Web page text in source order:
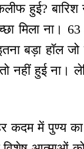
हुई? बारिश
मिला
बड़ा हॉल
नहीं हुई ना।
कदम में पुण्य